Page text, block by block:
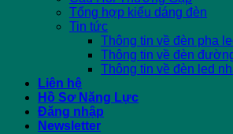
Tổng hợp kiểu dáng đèn
Tin tức
Thông tin về đèn pha
Thông tin về đèn
Thông tin về đèn led
Liên hệ
Hồ Sơ Năng Lực
Đăng nhập
Newsletter